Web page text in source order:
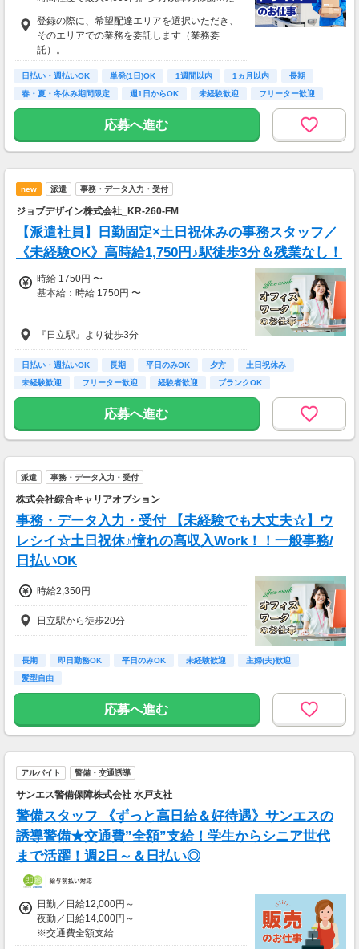
社会保険 ：3万円
-----------------------
支出合計 ：5万円
→毎月20万円程度の貯金が目指せます！
短期でお金を貯めたい方にはピッタリ！
と４時間程度で最大10,200円の報酬が獲得可
能！給与ではなく、委託業務に応じた報酬をお
支払いする業務委託のお仕事です。うれしい週
払い。
定。地域により異なります
払いますが、可能な場合は、より早く、週払い
で前週稼働分をお支払いします。
登録の際に、希望配達エリアを選択いただき、
そのエリアでの業務を委託します（業務委
登録の際に、希望配達エリアを選択いただき、
そのエリアでの業務を委託します（業務委
託）。
日払い・週払いOK 単発(1日)OK 1週間以内 1ヵ月以内
長期
春・夏・冬休み期間限定
週1日からOK 未経験歓迎 フリーター歓迎
応募へ進む
new 派遣 事務・データ入力・受付
ジョブデザイン株式会社_KR-260-FM
【派遣社員】日勤固定×土日祝休みの事務スタッフ／
《未経験OK》高時給1,750円♪駅徒歩3分＆残業なし！
時給 1750円 〜
基本給：時給 1750円 〜
時給：1,750円
・通勤手当あり
・残業代別途全額支給
『日立駅』より徒歩3分
日払い・週払いOK 長期 平日のみOK 夕方
土日祝休み
未経験歓迎
フリーター歓迎 経験者歓迎 ブランクOK
応募へ進む
派遣 事務・データ入力・受付
株式会社綜合キャリアオプション
事務・データ入力・受付 【未経験でも大丈夫☆】ウ
レシイ☆土日祝休♪憧れの高収入Work！！一般事務/
日払いOK
時給2,350円
日立駅から徒歩20分
長期 即日勤務OK 平日のみOK 未経験歓迎
主婦(夫)歓迎
髪型自由
応募へ進む
アルバイト 警備・交通誘導
サンエス警備保障株式会社 水戸支社
警備スタッフ 《ずっと高日給＆好待遇》サンエスの
誘導警備★交通費”全額”支給！学生からシニア世代
まで活躍！週2日～＆日払い◎
日勤／日給12,000円～
夜勤／日給14,000円～
※交通費全額支給